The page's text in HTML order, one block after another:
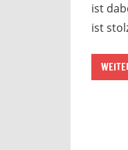
ist
ist